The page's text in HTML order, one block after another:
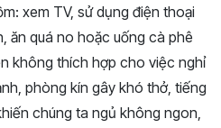
xem TV, sử dụng điện thoại
ăn quá no hoặc uống cà phê
không thích hợp cho việc nghỉ
phòng kín gây khó thở, tiếng
chúng ta ngủ không ngon,